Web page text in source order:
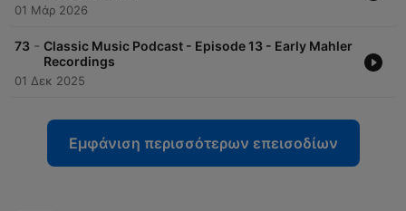
01 Μάρ 2026
73 - Classic Music Podcast - Episode 13 - Early Mahler
Recordings
01 Δεκ 2025
Εμφάνιση περισσότερων επεισοδίων